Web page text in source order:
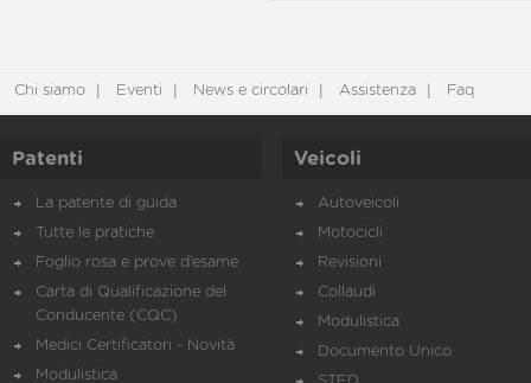
Chi siamo Eventi News e circolari Assistenza Faq
Patenti
La patente di guida
Tutte le pratiche
Foglio rosa e prove d’esame
Carta di Qualificazione del
Conducente (CQC)
Medici Certificatori - Novità
Modulistica
Veicoli
Autoveicoli
Motocicli
Revisioni
Collaudi
Modulistica
Documento Unico